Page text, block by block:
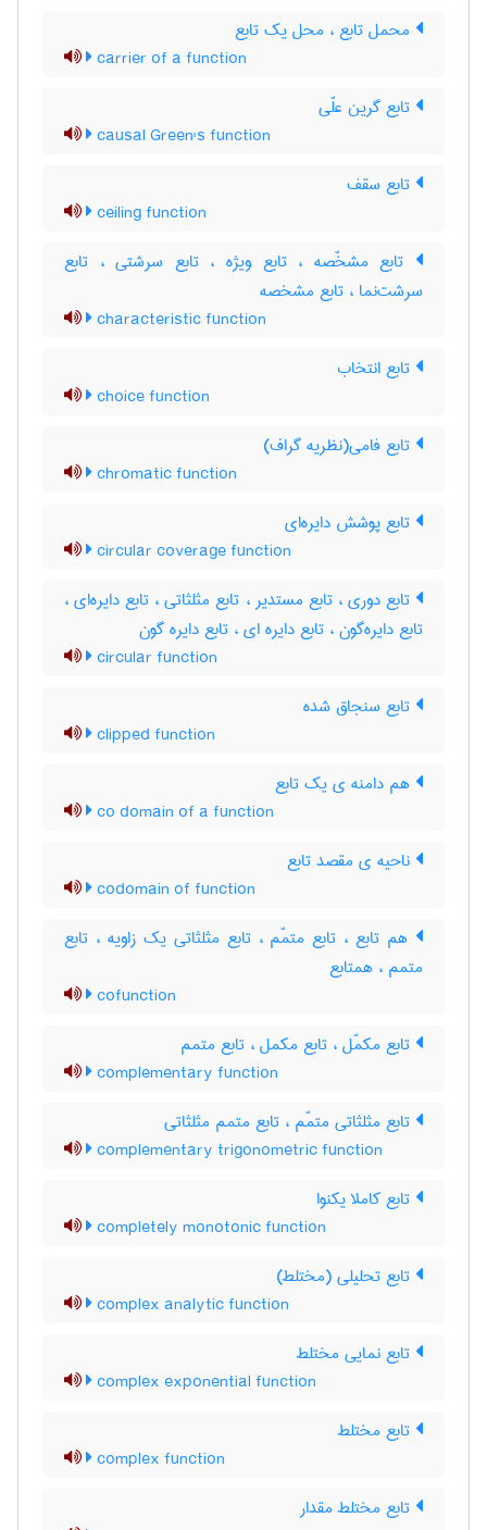
محمل تابع ، محل یک تابع
carrier of a function
تابع گرین علّی
causal Green's function
تابع سقف
ceiling function
تابع مشخّصه ، تابع ویژه ، تابع سرشتی ، تابع
سرشت‌نما ، تابع مشخصه
characteristic function
تابع انتخاب
choice function
تابع فامی(نظریه گراف)
chromatic function
تابع پوشش دایره‌ای
circular coverage function
تابع دوری ، تابع مستدیر ، تابع مثلثاتی ، تابع دایره‌ای ،
تابع دایره‌گون ، تابع دایره ای ، تابع دایره گون
circular function
تابع سنجاق شده
clipped function
هم دامنه ی یک تابع
co domain of a function
ناحیه ی مقصد تابع
codomain of function
هم تابع ، تابع متمّم ، تابع مثلثاتی یک زاویه ، تابع
متمم ، همتابع
cofunction
تابع مکمّل ، تابع مکمل ، تابع متمم
complementary function
تابع مثلثاتی متمّم ، تابع متمم مثلثاتی
complementary trigonometric function
تابع کاملا یکنوا
completely monotonic function
تابع تحلیلی (مختلط)
complex analytic function
تابع نمایی مختلط
complex exponential function
تابع مختلط
complex function
تابع مختلط مقدار